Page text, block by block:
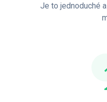
Je to jednoduché